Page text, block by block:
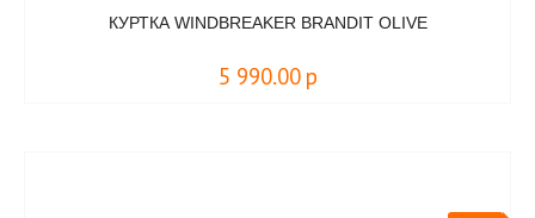
КУРТКА WINDBREAKER BRANDIT OLIVE
5 990.00 р